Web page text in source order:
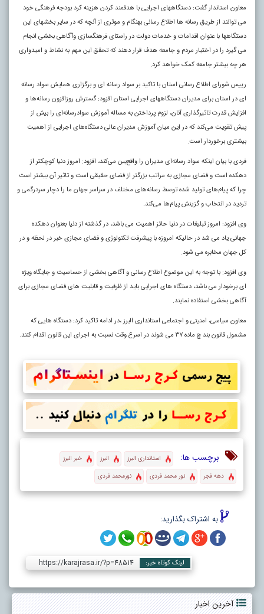
معاون استاندار گفت: دستگاههای اجرایی با هدفمند کردن هزینه کرد بودجه فرهنگی خود
می توانند از طریق رسانه ها اطلاع رسانی بهنگام و موثری از آنچه که در سایر بخشهای این
دستگاهها با عنوان اقدامات و خدمات دولت در راستای فرهنگسازی وآگاهی بخشی انجام
می گیرد را در اختیار مردم و جامعه هدف قرار دهند که تحقق این مهم به نشاط و امیدواری
هر چه بیشتر جامعه کمک خواهد کرد.
رییس شورای اطلاع رسانی استان با تاکید بر سواد رسانه ای و برگزاری همایش سواد رسانه
ای در استان برای مدیران دستگاههای اجرایی استان افزود: گسترش روزافزون رسانه‌ها و
افزایش قدرت تاثیرگذاری آنان، لزوم پرداختن به مساله آموزش سوادرسانه‌ای را بیش از
پیش تقویت می‌کند که در این میان آموزش مدیران عالی دستگاه‌های اجرایی از اهمیت
بیشتری برخوردار است.
فردی با بیان اینکه سواد رسانه‌ای مدیران را واقع‌بین می‌کند، افزود: امروز دنیا کوچکتر از
دهکده است و فضای مجازی به مراتب بزرگتر از فضای حقیقی است و تاثیر آن بیشتر است
چرا که پیام‌های تولید شده توسط رسانه‌های مختلف در سراسر جهان ما را دچار سردرگمی و
تردید در انتخاب و گزینش پیام‌ها می‌کند.
وی افزود: امروز تبلیغات در دنیا حائز اهمیت می باشد، در گذشته از دنیا بعنوان دهکده
جهانی یاد می شد در حالیکه امروزه با پیشرفت تکنولوژی و فضای مجازی خبر در لحظه و در
کل جهان مخابره می شود.
وی افزود: با توجه به این موضوع اطلاع رسانی و آگاهی بخشی از حساسیت و جایگاه ویژه
ای برخودار می باشد، دستگاه های اجرایی باید از ظرفیت و قابلیت های فضای مجازی برای
آگاهی بخشی استفاده نمایند.
معاون سیاسی، امنیتی و اجتماعی استانداری البرز ،در ادامه تاکید کرد: دستگاه هایی که
مشمول قانون بند چ ماده ۳۷ می شوند در اسرع وقت نسبت به اجرای این قانون اقدام کنند.
برچسب ها: استانداری البرز البرز
خبر البرز
دهه فجر
نور محمد فردی نورمحمد فردی
به اشتراک بگذارید:
لینک کوتاه خبر: https://karajrasa.ir/?p=48514
آخرین اخبار